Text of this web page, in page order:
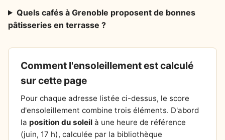
Quels cafés à Grenoble proposent de bonnes
pâtisseries en terrasse ?
Comment l'ensoleillement est calculé
sur cette page
Pour chaque adresse listée ci-dessus, le score
d'ensoleillement combine trois éléments. D'abord
la position du soleil à une heure de référence
(juin, 17 h), calculée par la bibliothèque